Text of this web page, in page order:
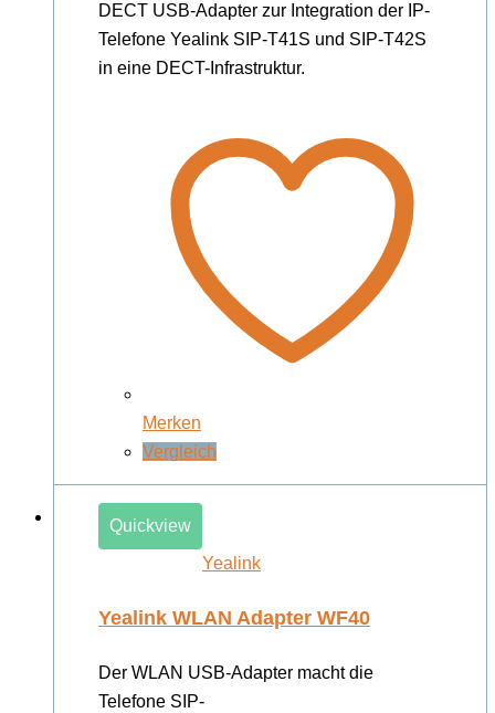
DECT USB-Adapter zur Integration der IP-
Telefone Yealink SIP-T41S und SIP-T42S
in eine DECT-Infrastruktur.
Merken
Vergleich
Quickview
Yealink
Yealink WLAN Adapter WF40
Der WLAN USB-Adapter macht die
Telefone SIP-